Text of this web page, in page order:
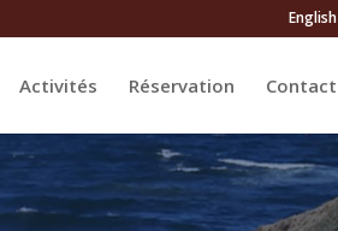
English
Activités Réservation Contact